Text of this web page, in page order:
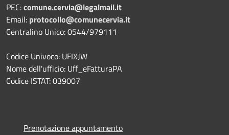
PEC:comune.cervia@legalmail.it
Email: protocollo@comunecervia.it
Centralino Unico: 0544/979111
Codice Univoco: UFIXJW
Nome dell'ufficio: Uff_eFatturaPA
Codice ISTAT: 039007
Prenotazione appuntamento